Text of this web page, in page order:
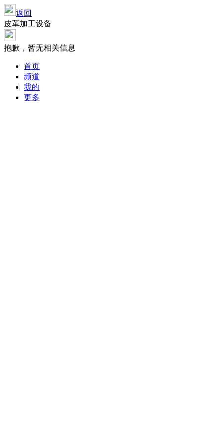
返回
皮革加工设备
抱歉，暂无相关信息
首页
频道
我的
更多